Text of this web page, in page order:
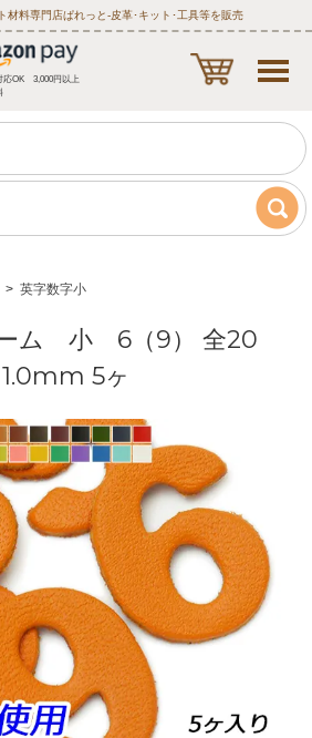
材料専門店ぱれっと‐皮革･キット･工具等を販売
応OK 3,000円以上
> 英字数字小
ム 小 6（9） 全20
5ヶ